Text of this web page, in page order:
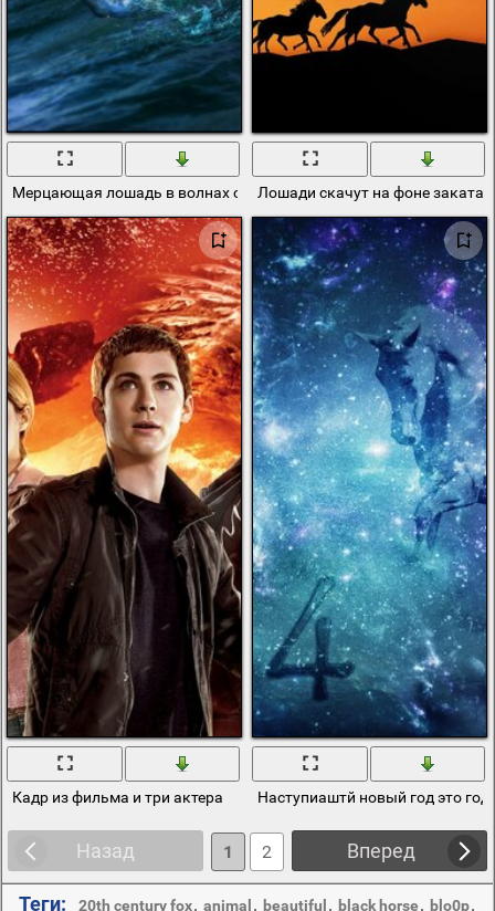
Мерцающая лошадь в волнах океанаЛошади скачут на фоне заката
Кадр из фильма и три актера Наступиаштй новый год это
Назад Вперед
1 2
Теги: 20th century fox, animal , beautiful , black horse, blo0p,